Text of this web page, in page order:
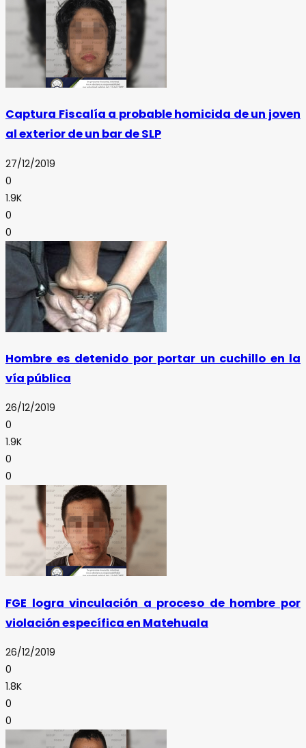
Captura Fiscalía a probable homicida de un joven
al exterior de un bar de SLP
27/12/2019
0
1.9K
0
0
Hombre es detenido por portar un cuchillo en la
vía pública
26/12/2019
0
1.9K
0
0
FGE logra vinculación a proceso de hombre por
violación específica en Matehuala
26/12/2019
0
1.8K
0
0